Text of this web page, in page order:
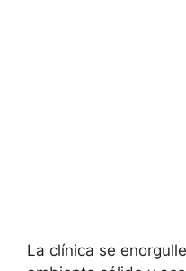
La clínica se